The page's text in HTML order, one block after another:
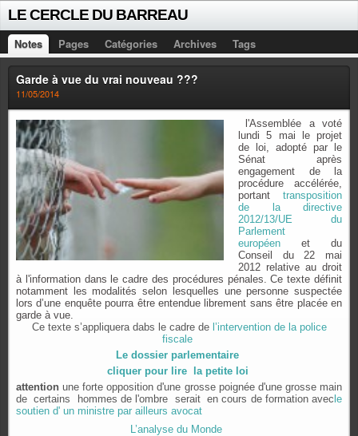
LE CERCLE DU BARREAU
Notes Pages Catégories Archives Tags
Garde à vue du vrai nouveau ???
11/05/2014
l'Assemblée a voté
lundi 5 mai le projet
de loi, adopté par le
Sénat après
engagement de la
procédure accélérée,
portant transposition
de la directive
2012/13/UE du
Parlement
européen et du
Conseil du 22 mai
2012 relative au droit
à l'information dans le cadre des procédures pénales. Ce texte définit
notamment les modalités selon lesquelles une personne suspectée
lors d’une enquête pourra être entendue librement sans être placée en
garde à vue.
Ce texte s’appliquera dabs le cadre del’intervention de la police
fiscale
Le dossier parlementaire
cliquer pour lire la petite loi
attentionune forte opposition d'une grosse poignée d'une grosse main
de certains hommes de l'ombre serait en cours de formation avec le
soutien d' un ministre par ailleurs avocat
L’analyse du Monde